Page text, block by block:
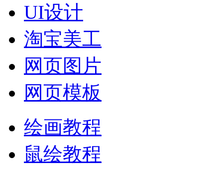
UI设计
淘宝美工
网页图片
网页模板
绘画教程
鼠绘教程